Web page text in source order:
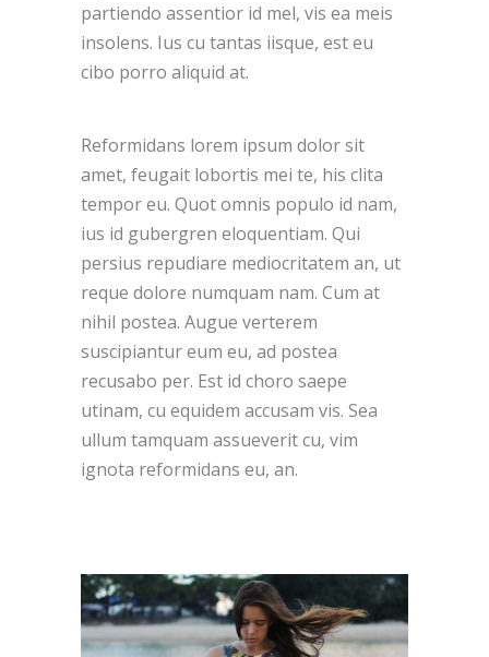
partiendo assentior id mel, vis ea meis
insolens. Ius cu tantas iisque, est eu
cibo porro aliquid at.
Reformidans lorem ipsum dolor sit
amet, feugait lobortis mei te, his clita
tempor eu. Quot omnis populo id nam,
ius id gubergren eloquentiam. Qui
persius repudiare mediocritatem an, ut
reque dolore numquam nam. Cum at
nihil postea. Augue verterem
suscipiantur eum eu, ad postea
recusabo per. Est id choro saepe
utinam, cu equidem accusam vis. Sea
ullum tamquam assueverit cu, vim
ignota reformidans eu, an.